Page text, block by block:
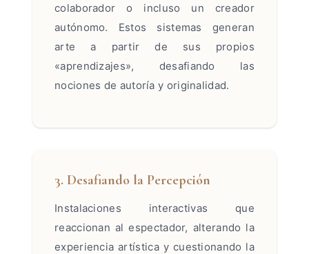
colaborador o incluso un creador
autónomo. Estos sistemas generan
arte a partir de sus propios
«aprendizajes», desafiando las
nociones de autoría y originalidad.
3. Desafiando la Percepción
Instalaciones interactivas que
reaccionan al espectador, alterando la
experiencia artística y cuestionando la